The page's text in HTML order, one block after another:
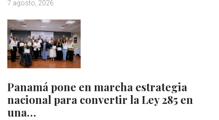
7 agosto, 2026
Panamá pone en marcha estrategia
nacional para convertir la Ley 285 en
una…